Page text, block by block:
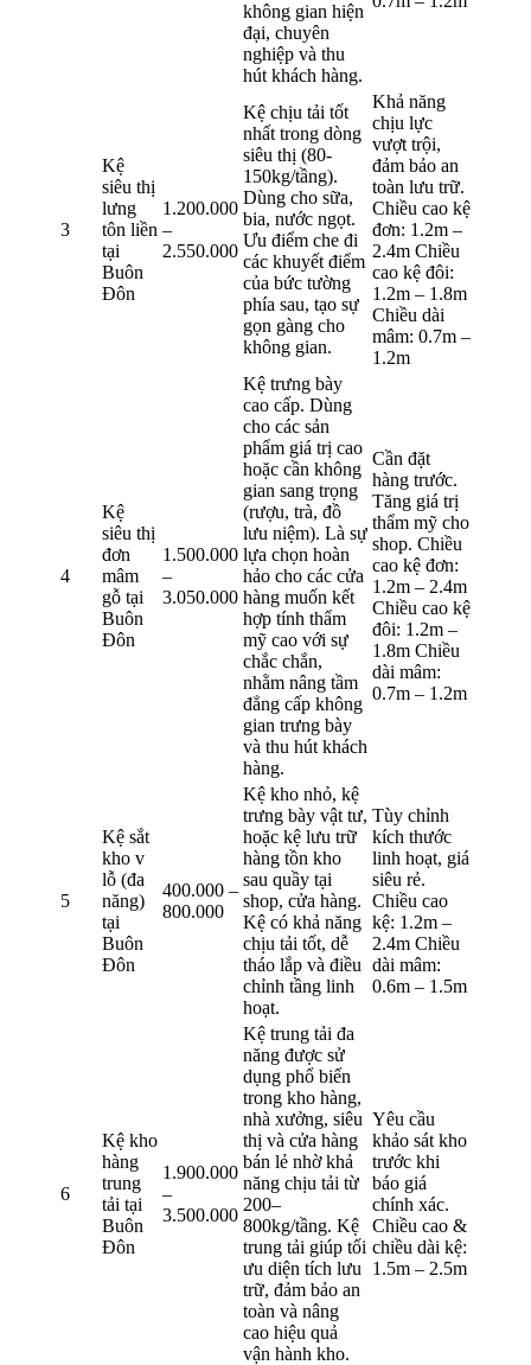
không gian hiện
đại, chuyên
nghiệp và thu
hút khách hàng.
3
Kệ
siêu thị
lưng
tôn liền
tại
Buôn
Đôn
1.200.000
–
2.550.000
Kệ chịu tải tốt
nhất trong dòng
siêu thị (80-
150kg/tầng).
Dùng cho sữa,
bia, nước ngọt.
Ưu điểm che đi
các khuyết điểm
của bức tường
phía sau, tạo sự
gọn gàng cho
không gian.
Khả năng
chịu lực
vượt trội,
đảm bảo an
toàn lưu trữ.
Chiều cao kệ
đơn: 1.2m –
2.4m Chiều
cao kệ đôi:
1.2m – 1.8m
Chiều dài
mâm: 0.7m –
1.2m
4
Kệ
siêu thị
đơn
mâm
gỗ tại
Buôn
Đôn
1.500.000
–
3.050.000
Kệ trưng bày
cao cấp. Dùng
cho các sản
phẩm giá trị cao
hoặc cần không
gian sang trọng
(rượu, trà, đồ
lưu niệm). Là sự
lựa chọn hoàn
hảo cho các cửa
hàng muốn kết
hợp tính thẩm
mỹ cao với sự
chắc chắn,
nhằm nâng tầm
đẳng cấp không
gian trưng bày
và thu hút khách
hàng.
Cần đặt
hàng trước.
Tăng giá trị
thẩm mỹ cho
shop. Chiều
cao kệ đơn:
1.2m – 2.4m
Chiều cao kệ
đôi: 1.2m –
1.8m Chiều
dài mâm:
0.7m – 1.2m
5
Kệ sắt
kho v
lỗ (đa
năng)
tại
Buôn
Đôn
400.000 –
800.000
Kệ kho nhỏ, kệ
trưng bày vật tư,
hoặc kệ lưu trữ
hàng tồn kho
sau quầy tại
shop, cửa hàng.
Kệ có khả năng
chịu tải tốt, dễ
tháo lắp và điều
chỉnh tầng linh
hoạt.
Tùy chỉnh
kích thước
linh hoạt, giá
siêu rẻ.
Chiều cao
kệ: 1.2m –
2.4m Chiều
dài mâm:
0.6m – 1.5m
6
Kệ kho
hàng
trung
tải tại
Buôn
Đôn
1.900.000
–
3.500.000
Kệ trung tải đa
năng được sử
dụng phổ biến
trong kho hàng,
nhà xưởng, siêu
thị và cửa hàng
bán lẻ nhờ khả
năng chịu tải từ
200–
800kg/tầng. Kệ
trung tải giúp tối
ưu diện tích lưu
trữ, đảm bảo an
toàn và nâng
cao hiệu quả
vận hành kho.
Yêu cầu
khảo sát kho
trước khi
báo giá
chính xác.
Chiều cao &
chiều dài kệ:
1.5m – 2.5m